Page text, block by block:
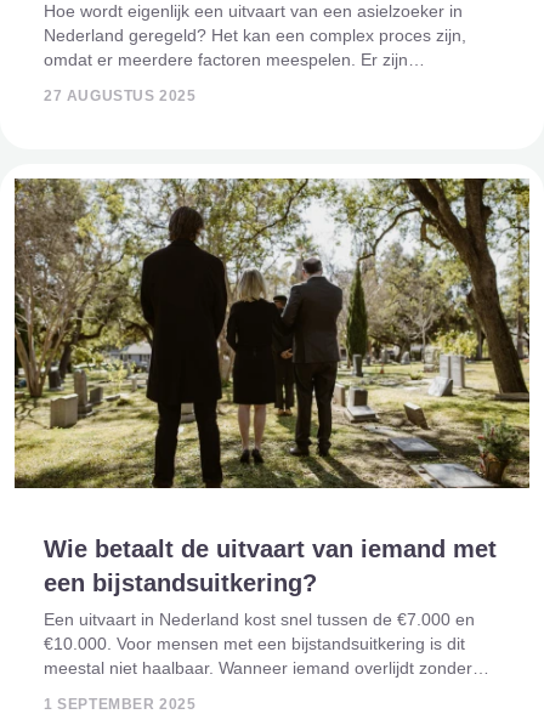
Hoe wordt eigenlijk een uitvaart van een asielzoeker in
Nederland geregeld? Het kan een complex proces zijn,
omdat er meerdere factoren meespelen. Er zijn
27 AUGUSTUS 2025
Wie betaalt de uitvaart van iemand met
een bijstandsuitkering?
Een uitvaart in Nederland kost snel tussen de €7.000 en
€10.000. Voor mensen met een bijstandsuitkering is dit
meestal niet haalbaar. Wanneer iemand overlijdt zonder
1 SEPTEMBER 2025